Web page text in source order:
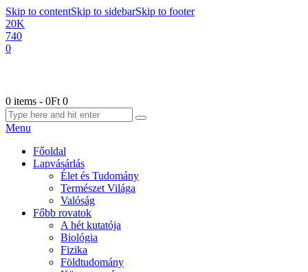
Skip to contentSkip to sidebarSkip to footer
20K
740
0
0 items - 0Ft 0
Menu
Főoldal
Lapvásárlás
Élet és Tudomány
Természet Világa
Valóság
Főbb rovatok
A hét kutatója
Biológia
Fizika
Földtudomány